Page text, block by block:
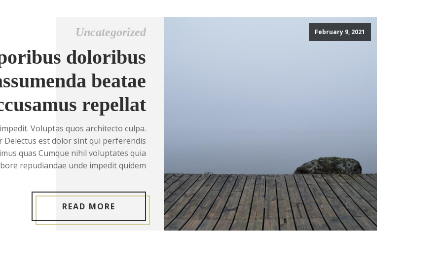
February 9, 2021
Uncategorized
doloribus
beatae
repellat
Voluptas quos architecto culpa.
est dolor sint qui perferendis
quas Cumque nihil voluptates quia
repudiandae unde impedit quidem
READ MORE